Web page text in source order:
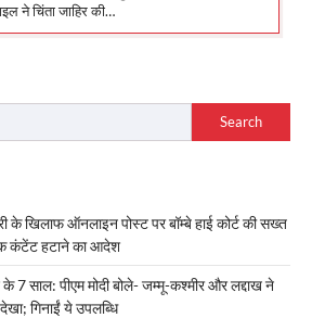
ने चिंता जाहिर की…
Search
के खिलाफ ऑनलाइन पोस्ट पर बॉम्बे हाई कोर्ट की सख्त
कंटेंट हटाने का आदेश
साल: पीएम मोदी बोले- जम्मू-कश्मीर और लद्दाख ने
गिनाईं ये उपलब्धि